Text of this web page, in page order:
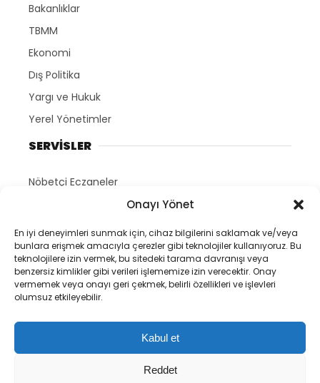
Onayı Yönet
En iyi deneyimleri sunmak için, cihaz bilgilerini saklamak ve/veya
bunlara erişmek amacıyla çerezler gibi teknolojiler kullanıyoruz. Bu
teknolojilere izin vermek, bu sitedeki tarama davranışı veya
benzersiz kimlikler gibi verileri işlememize izin verecektir. Onay
vermemek veya onayı geri çekmek, belirli özellikleri ve işlevleri
olumsuz etkileyebilir.
Kabul et
Reddet
Bakanlıklar
TBMM
Ekonomi
Dış Politika
Yargı ve Hukuk
Yerel Yönetimler
SERVİSLER
Nöbetçi Eczaneler
HAKKIMIZDA
Siyaset.net Ana Sayfa
Yazarlar
İletişim